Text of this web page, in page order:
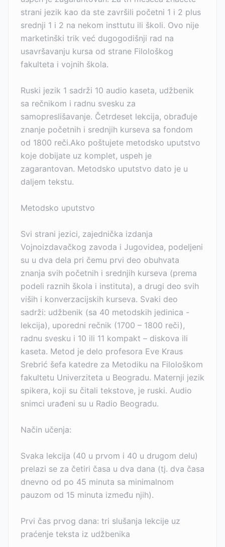
strani jezik kao da ste završili početni 1 i 2 plus
srednji 1 i 2 na nekom insttutu ili školi. Ovo nije
marketinški trik već dugogodišnji rad na
usavršavanju kursa od strane Filološkog
fakulteta i vojnih škola.
Ruski jezik 1 sadrži 10 audio kaseta, udžbenik
sa rečnikom i radnu svesku za
samopreslišavanje. Četrdeset lekcija, obrađuje
znanje početnih i srednjih kurseva sa fondom
od 1800 reči.Ako poštujete metodsko uputstvo
koje dobijate uz komplet, uspeh je
zagarantovan. Metodsko uputstvo dato je u
daljem tekstu.
Metodsko uputstvo
Svi strani jezici, zajednička izdanja
Vojnoizdavačkog zavoda i Jugovidea, podeljeni
su u dva dela pri čemu prvi deo obuhvata
znanja svih početnih i srednjih kurseva (prema
podeli raznih škola i instituta), a drugi deo svih
viših i konverzacijskih kurseva. Svaki deo
sadrži: udžbenik (sa 40 metodskih jedinica -
lekcija), uporedni rečnik (1700 – 1800 reči),
radnu svesku i 10 ili 11 kompakt – diskova ili
kaseta. Metod je delo profesora Eve Kraus
Srebrić šefa katedre za Metodiku na Filološkom
fakultetu Univerziteta u Beogradu. Maternji jezik
spikera, koji su čitali tekstove, je ruski. Audio
snimci urađeni su u Radio Beogradu.
Način učenja:
Svaka lekcija (40 u prvom i 40 u drugom delu)
prelazi se za četiri časa u dva dana (tj. dva časa
dnevno od po 45 minuta sa minimalnom
pauzom od 15 minuta između njih).
Prvi čas prvog dana: tri slušanja lekcije uz
praćenje teksta iz udžbenika